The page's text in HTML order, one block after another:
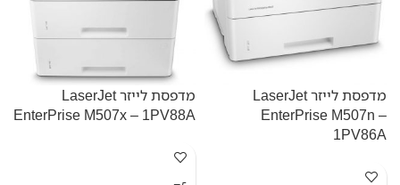
מדפסת לייזר LaserJet
EnterPrise M507n –
1PV86A
מדפסת לייזר LaserJet
EnterPrise M507x – 1PV88A